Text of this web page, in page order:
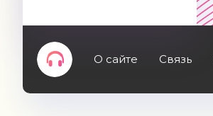
О сайте Связь